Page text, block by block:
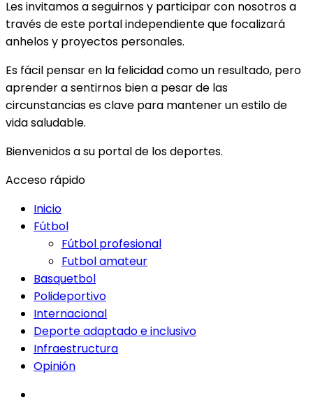
Les invitamos a seguirnos y participar con nosotros a
través de este portal independiente que focalizará
anhelos y proyectos personales.
Es fácil pensar en la felicidad como un resultado, pero
aprender a sentirnos bien a pesar de las
circunstancias es clave para mantener un estilo de
vida saludable.
Bienvenidos a su portal de los deportes.
Acceso rápido
Inicio
Fútbol
Fútbol profesional
Futbol amateur
Basquetbol
Polideportivo
Internacional
Deporte adaptado e inclusivo
Infraestructura
Opinión